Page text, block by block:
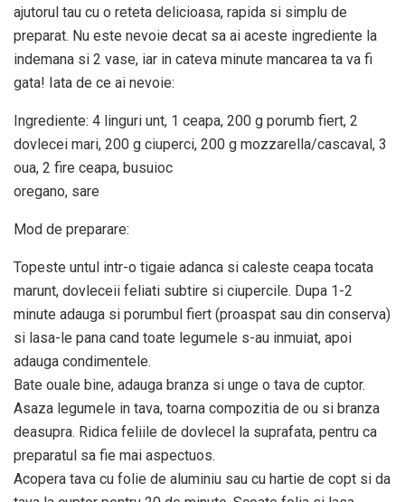
ajutorul tau cu o reteta delicioasa, rapida si simplu de
preparat. Nu este nevoie decat sa ai aceste ingrediente la
indemana si 2 vase, iar in cateva minute mancarea ta va fi
gata! Iata de ce ai nevoie:
Ingrediente: 4 linguri unt, 1 ceapa, 200 g porumb fiert, 2
dovlecei mari, 200 g ciuperci, 200 g mozzarella/cascaval, 3
oua, 2 fire ceapa, busuioc
oregano, sare
Mod de preparare:
Topeste untul intr-o tigaie adanca si caleste ceapa tocata
marunt, dovleceii feliati subtire si ciupercile. Dupa 1-2
minute adauga si porumbul fiert (proaspat sau din conserva)
si lasa-le pana cand toate legumele s-au inmuiat, apoi
adauga condimentele.
Bate ouale bine, adauga branza si unge o tava de cuptor.
Asaza legumele in tava, toarna compozitia de ou si branza
deasupra. Ridica feliile de dovlecel la suprafata, pentru ca
preparatul sa fie mai aspectuos.
Acopera tava cu folie de aluminiu sau cu hartie de copt si da